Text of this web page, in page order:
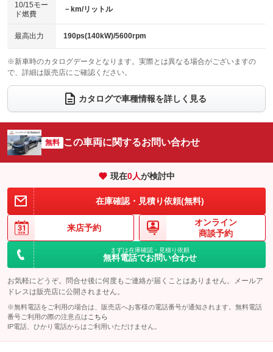
ベンチシート
：装備なし
チップアップシート
：装備あり
電動格納サードシート
：装備なし シートヒーター
：装備あり
ウォークスルー
電動リアゲート フロントカメラ
：装備なし
シートエアコン
：装備なし 全周囲カメラ
：装備なし
サイドカメラ
：装備なし ルーフレール
：装備なし
エアサスペンション ヘッドライトウォッシャー
10/15モー
ド燃費
－km/リットル
最高出力 190ps(140kW)/5600rpm
※新車時のカタログデータとなります。実際とは異なる場合がございますの
で、詳細は販売店にご確認ください。
カタログで車種情報を詳しく見る
無料 この車両に関するお問い合わせ
現在0人が検討中
在庫確認・見積り依頼(無料)
来店予約
オンライン
商談予約
まずは在庫確認・見積り依頼
無料電話でお問い合わせ
お気軽にどうぞ。問合せ後に何度もご連絡が届くことはありません。メールア
ドレスは販売店に公開されません。
※無料電話をご利用の場合は、販売店へお客様の電話番号が通知されます。無料電話
番号ご利用の際の注意点は こちら
IP電話、ひかり電話からはご利用いただけません。